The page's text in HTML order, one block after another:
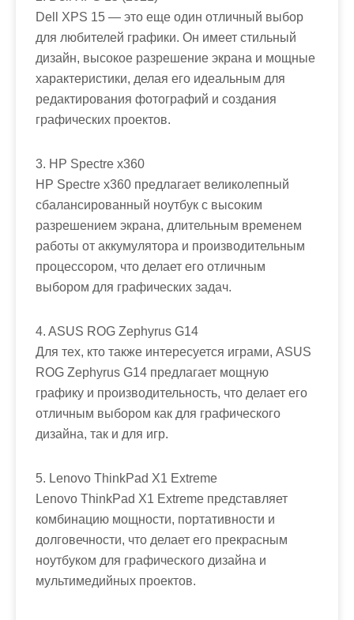
Dell XPS 15 — это еще один отличный выбор
для любителей графики. Он имеет стильный
дизайн, высокое разрешение экрана и мощные
характеристики, делая его идеальным для
редактирования фотографий и создания
графических проектов.
3. HP Spectre x360
HP Spectre x360 предлагает великолепный
сбалансированный ноутбук с высоким
разрешением экрана, длительным временем
работы от аккумулятора и производительным
процессором, что делает его отличным
выбором для графических задач.
4. ASUS ROG Zephyrus G14
Для тех, кто также интересуется играми, ASUS
ROG Zephyrus G14 предлагает мощную
графику и производительность, что делает его
отличным выбором как для графического
дизайна, так и для игр.
5. Lenovo ThinkPad X1 Extreme
Lenovo ThinkPad X1 Extreme представляет
комбинацию мощности, портативности и
долговечности, что делает его прекрасным
ноутбуком для графического дизайна и
мультимедийных проектов.